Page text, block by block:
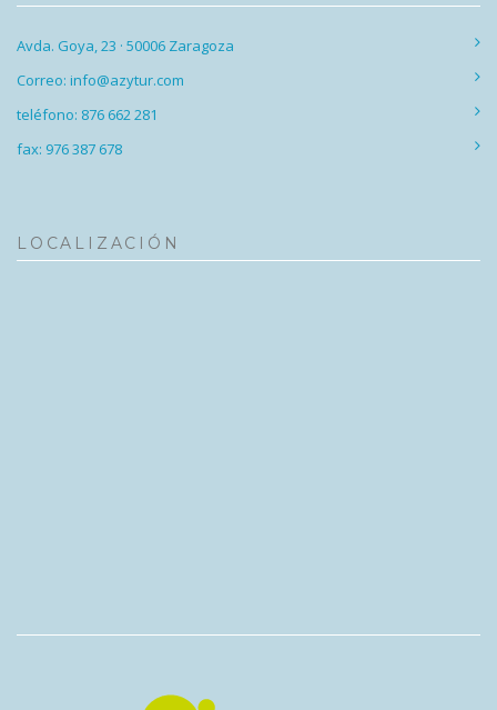
Avda. Goya, 23 · 50006 Zaragoza
Correo: info@azytur.com
teléfono: 876 662 281
fax: 976 387 678
LOCALIZACIÓN